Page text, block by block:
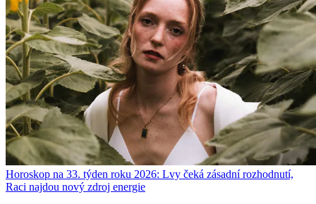
Horoskop na 33. týden roku 2026: Lvy čeká zásadní rozhodnutí,
Raci najdou nový zdroj energie